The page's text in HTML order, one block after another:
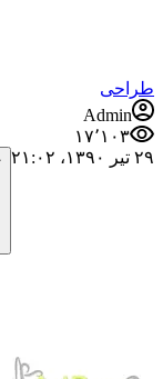
طراحی
Admin
۱۷٬۱۰۳
۲۹ تیر ۱۳۹۰،‏ ۲۱:۰۲